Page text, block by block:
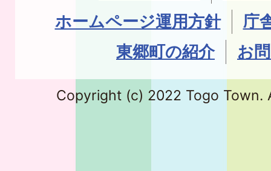
ホームページ運用方針
庁
東郷町の紹介
お
Copyright (c) 2022 Togo Town.